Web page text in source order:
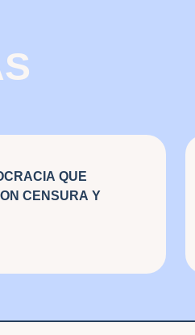
QUE
CENSURA Y